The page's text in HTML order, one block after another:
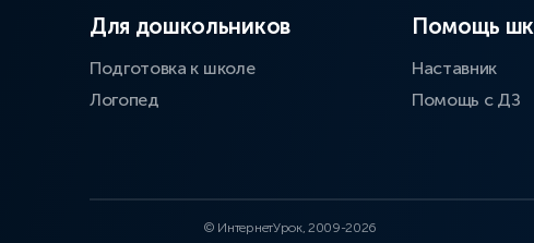
Для дошкольников
Подготовка к школе
Логопед
Помощь
Наставник
Помощь с ДЗ
© ИнтернетУрок, 2009-2026